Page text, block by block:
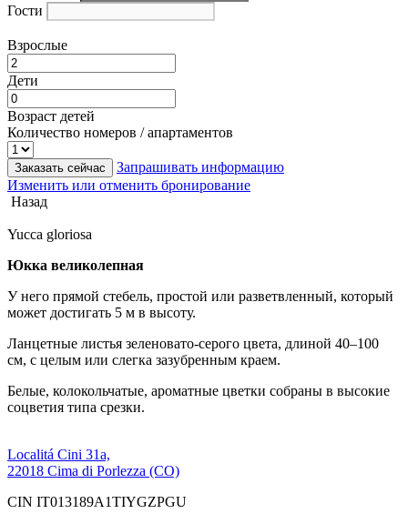
Гости
Взрослые
Дети
Возраст детей
Количество номеров / апартаментов
Заказать сейчас
Запрашивать информацию
Изменить или отменить бронирование
Назад
Yucca gloriosa
Юкка великолепная
У него прямой стебель, простой или разветвленный, который
может достигать 5 м в высоту.
Ланцетные листья зеленовато-серого цвета, длиной 40–100
см, с целым или слегка зазубренным краем.
Белые, колокольчатые, ароматные цветки собраны в высокие
соцветия типа срезки.
Localitá Cini 31a,
22018 Cima di Porlezza (CO)
CIN IT013189A1TIYGZPGU